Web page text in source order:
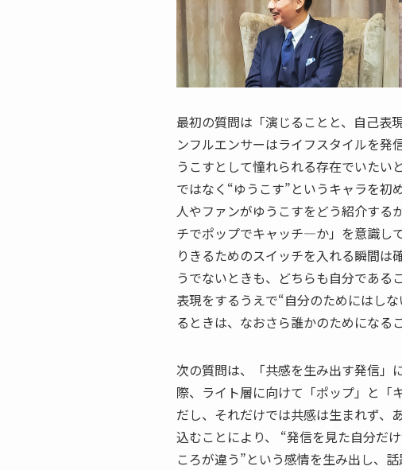
最初の質問は「演じることと、自己表
ンフルエンサーはライフスタイルを発
うこすとして憧れられる存在でいたい
ではなく“ゆうこす”というキャラを初
人やファンがゆうこすをどう紹介する
チでポップでキャッチ―か」を意識し
りきるためのスイッチを入れる瞬間は
うでないときも、どちらも自分であ
表現をするうえで“自分のためにはし
るときは、なおさら誰かのためになる
次の質問は、「共感を生み出す発信」
際、ライト層に向けて「ポップ」と「
だし、それだけでは共感は生まれず、
込むことにより、 “発信を見た自分だ
ころが違う”という感情を生み出し、